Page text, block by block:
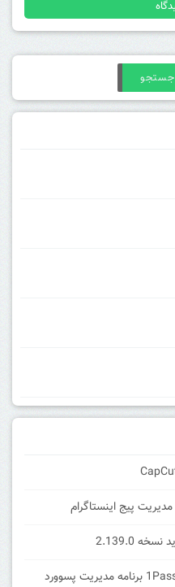
جستجو
دانلود 1Password Manager Full v7.7 برنامه مدیریت پسوورد